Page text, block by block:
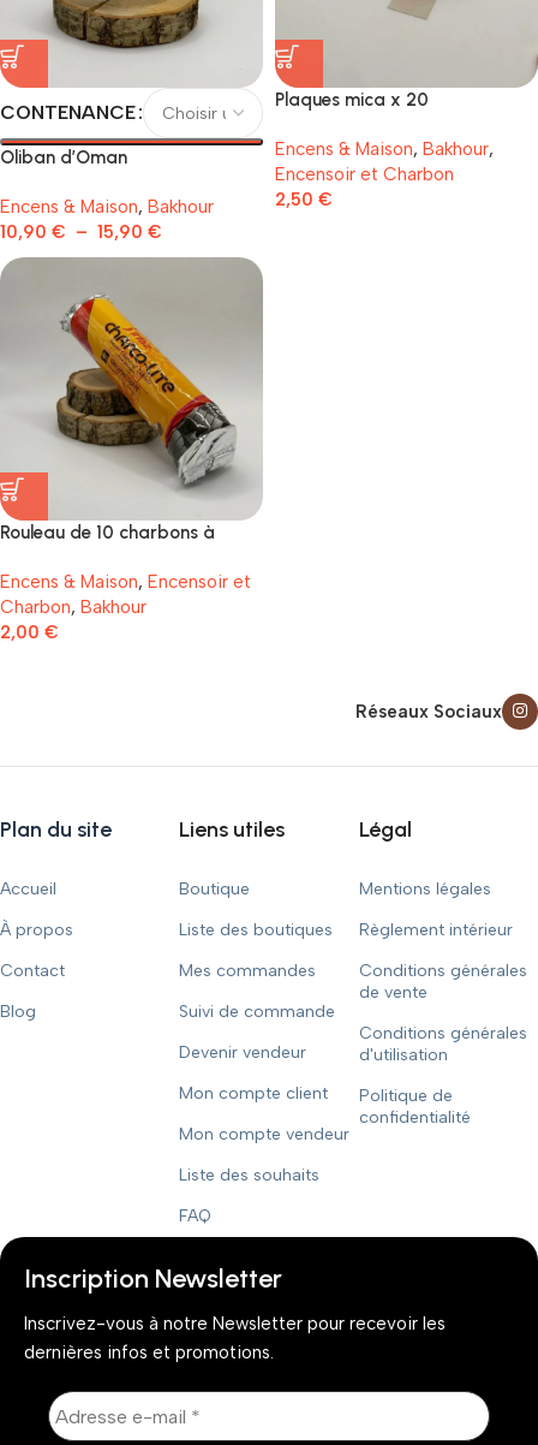
CONTENANCE
Oliban d’Oman
Encens & Maison, Bakhour
10,90 € – 15,90 €
Plaques mica x 20
Encens & Maison, Bakhour,
Encensoir et Charbon
2,50 €
Rouleau de 10 charbons à
Encens & Maison, Encensoir et
Charbon, Bakhour
2,00 €
Réseaux Sociaux
Plan du site
Accueil
À propos
Contact
Blog
Liens utiles
Boutique
Liste des boutiques
Mes commandes
Suivi de commande
Devenir vendeur
Mon compte client
Mon compte vendeur
Liste des souhaits
FAQ
Légal
Mentions légales
Règlement intérieur
Conditions générales
de vente
Conditions générales
d'utilisation
Politique de
confidentialité
Inscription Newsletter
Inscrivez-vous à notre Newsletter pour recevoir les
dernières infos et promotions.